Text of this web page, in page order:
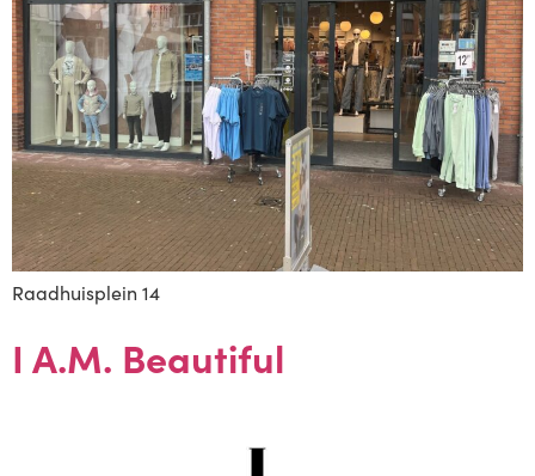
Raadhuisplein 14
I A.M. Beautiful